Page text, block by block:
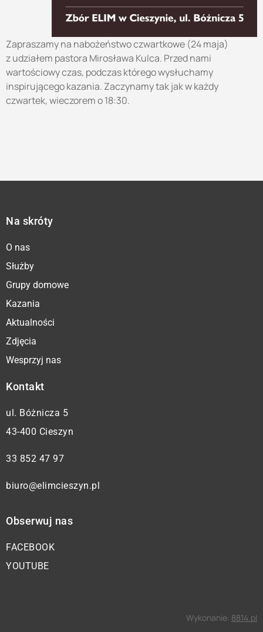
Zapraszamy na nabożeństwo czwartkowe (24 maja)
z udziałem pastora Mirosława Kulca. Przed nami
wartościowy czas, podczas którego wysłuchamy
inspirującego kazania. Zaczynamy tak jak w każdy
czwartek, wieczorem o 18:30.
Na skróty
O nas
Służby
Grupy domowe
Kazania
Aktualności
Zdjęcia
Wesprzyj nas
Kontakt
ul. Bóżnicza 5
43-400 Cieszyn
33 852 47 97
biuro@elimcieszyn.pl
Obserwuj nas
FACEBOOK
YOUTUBE
Wykonanie: 8814.pl